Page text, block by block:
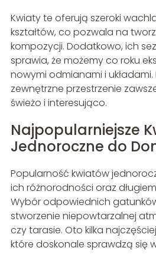
Kwiaty te oferują szeroki
kształtów, co pozwala na
kompozycji. Dodatkowo, ich
sprawia, że możemy co roku
nowymi odmianami i układami.
zewnętrzne przestrzenie
świeżo i interesująco.
Najpopularniejsze
Jednoroczne do
Popularność kwiatów
ich różnorodności oraz
Wybór odpowiednich
stworzenie niepowtarzalnej
czy tarasie. Oto kilka
które doskonale sprawdzą się